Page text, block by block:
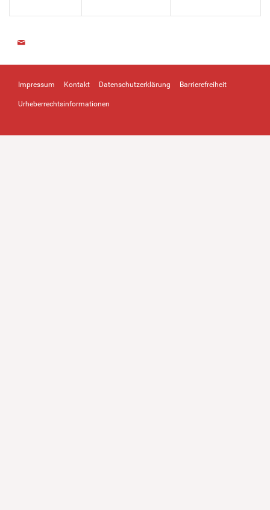
Impressum Kontakt Datenschutzerklärung Barrierefreiheit
Urheberrechtsinformationen